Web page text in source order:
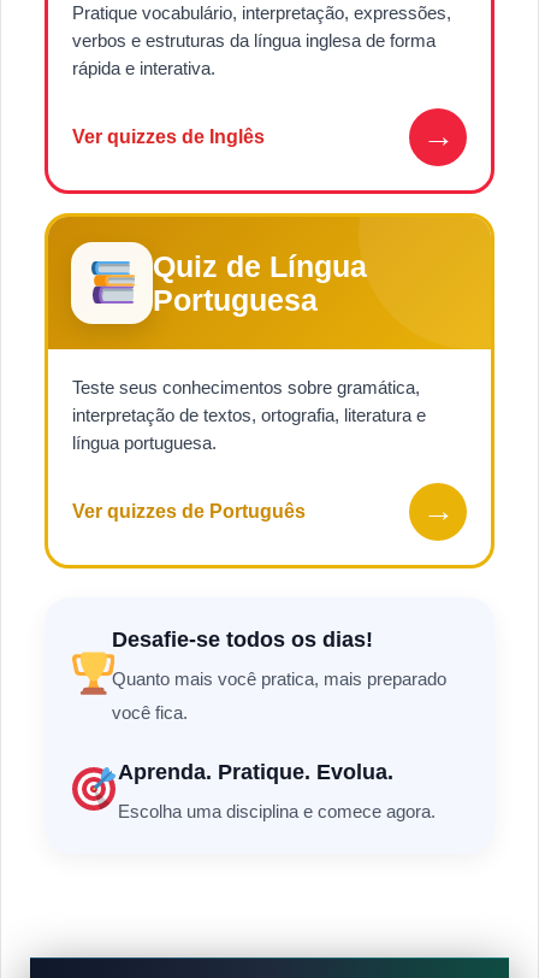
Pratique vocabulário, interpretação, expressões,
verbos e estruturas da língua inglesa de forma
rápida e interativa.
Ver quizzes de Inglês →
Quiz de Língua
Portuguesa
Teste seus conhecimentos sobre gramática,
interpretação de textos, ortografia, literatura e
língua portuguesa.
Ver quizzes de Português →
Desafie-se todos os dias!
Quanto mais você pratica, mais preparado
você fica.
Aprenda. Pratique. Evolua.
Escolha uma disciplina e comece agora.